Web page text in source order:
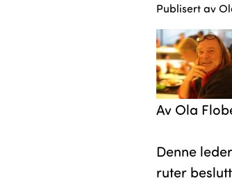
Publisert av
Av Ola
Denne
ruter